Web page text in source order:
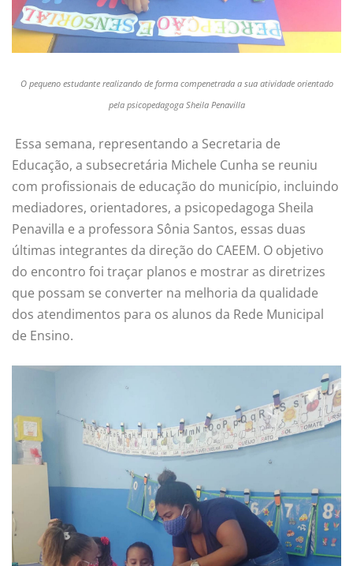
O pequeno estudante realizando de forma compenetrada a sua atividade orientado
pela psicopedagoga Sheila Penavilla
Essa semana, representando a Secretaria de
Educação, a subsecretária Michele Cunha se reuniu
com profissionais de educação do município, incluindo
mediadores, orientadores, a psicopedagoga Sheila
Penavilla e a professora Sônia Santos, essas duas
últimas integrantes da direção do CAEEM. O objetivo
do encontro foi traçar planos e mostrar as diretrizes
que possam se converter na melhoria da qualidade
dos atendimentos para os alunos da Rede Municipal
de Ensino.